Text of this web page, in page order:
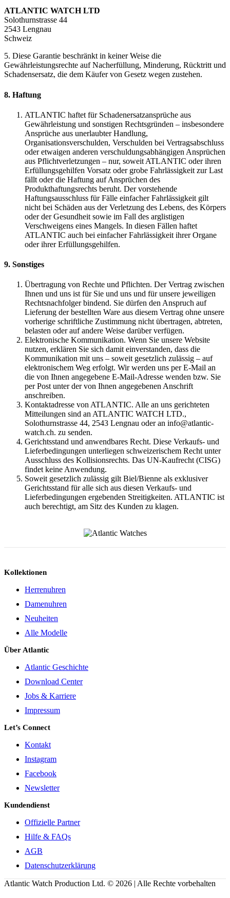
ATLANTIC WATCH LTD
Solothurnstrasse 44
2543 Lengnau
Schweiz
5. Diese Garantie beschränkt in keiner Weise die
Gewährleistungsrechte auf Nacherfüllung, Minderung, Rücktritt und
Schadensersatz, die dem Käufer von Gesetz wegen zustehen.
8. Haftung
ATLANTIC haftet für Schadenersatzansprüche aus
Gewährleistung und sonstigen Rechtsgründen – insbesondere
Ansprüche aus unerlaubter Handlung,
Organisationsverschulden, Verschulden bei Vertragsabschluss
oder etwaigen anderen verschuldungsabhängigen Ansprüchen
aus Pflichtverletzungen – nur, soweit ATLANTIC oder ihren
Erfüllungsgehilfen Vorsatz oder grobe Fahrlässigkeit zur Last
fällt oder die Haftung auf Ansprüchen des
Produkthaftungsrechts beruht. Der vorstehende
Haftungsausschluss für Fälle einfacher Fahrlässigkeit gilt
nicht bei Schäden aus der Verletzung des Lebens, des Körpers
oder der Gesundheit sowie im Fall des arglistigen
Verschweigens eines Mangels. In diesen Fällen haftet
ATLANTIC auch bei einfacher Fahrlässigkeit ihrer Organe
oder ihrer Erfüllungsgehilfen.
9. Sonstiges
Übertragung von Rechte und Pflichten. Der Vertrag zwischen
Ihnen und uns ist für Sie und uns und für unsere jeweiligen
Rechtsnachfolger bindend. Sie dürfen den Anspruch auf
Lieferung der bestellten Ware aus diesem Vertrag ohne unsere
vorherige schriftliche Zustimmung nicht übertragen, abtreten,
belasten oder auf andere Weise darüber verfügen.
Elektronische Kommunikation. Wenn Sie unsere Website
nutzen, erklären Sie sich damit einverstanden, dass die
Kommunikation mit uns – soweit gesetzlich zulässig – auf
elektronischem Weg erfolgt. Wir werden uns per E-Mail an
die von Ihnen angegebene E-Mail-Adresse wenden bzw. Sie
per Post unter der von Ihnen angegebenen Anschrift
anschreiben.
Kontaktadresse von ATLANTIC. Alle an uns gerichteten
Mitteilungen sind an ATLANTIC WATCH LTD.,
Solothurnstrasse 44, 2543 Lengnau oder an info@atlantic-
watch.ch. zu senden.
Gerichtsstand und anwendbares Recht. Diese Verkaufs- und
Lieferbedingungen unterliegen schweizerischem Recht unter
Ausschluss des Kollisionsrechts. Das UN-Kaufrecht (CISG)
findet keine Anwendung.
Soweit gesetzlich zulässig gilt Biel/Bienne als exklusiver
Gerichtsstand für alle sich aus diesen Verkaufs- und
Lieferbedingungen ergebenden Streitigkeiten. ATLANTIC ist
auch berechtigt, am Sitz des Kunden zu klagen.
Kollektionen
Herrenuhren
Damenuhren
Neuheiten
Alle Modelle
Über Atlantic
Atlantic Geschichte
Download Center
Jobs & Karriere
Impressum
Let’s Connect
Kontakt
Instagram
Facebook
Newsletter
Kundendienst
Offizielle Partner
Hilfe & FAQs
AGB
Datenschutzerklärung
Atlantic Watch Production Ltd. © 2026 | Alle Rechte vorbehalten